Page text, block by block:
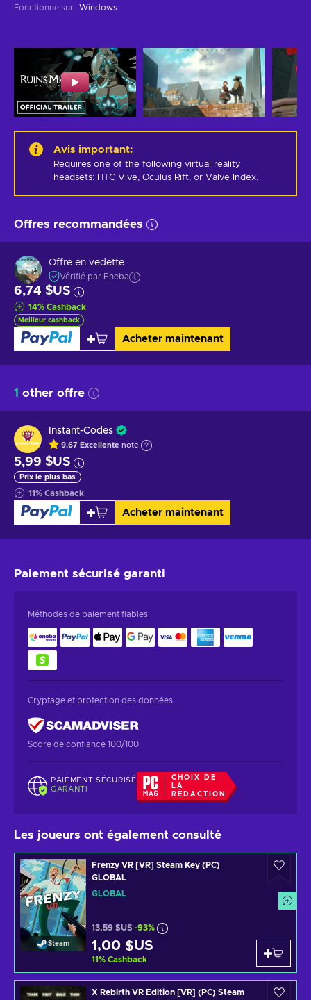
Fonctionne sur: Windows
Avis important:
Requires one of the following virtual reality
headsets: HTC Vive, Oculus Rift, or Valve Index.
Offres recommandées
Offre en vedette
Vérifié par Eneba
6,74 $US
14% Cashback
Meilleur cashback
Acheter maintenant
1 other offre
Instant-Codes
9.67 Excellente note
5,99 $US
Prix le plus bas
11% Cashback
Acheter maintenant
Paiement sécurisé garanti
Méthodes de paiement fiables
Cryptage et protection des données
Score de confiance 100/100
PAIEMENT SÉCURISÉ
GARANTI
CHOIX DE
LA
RÉDACTION
Les joueurs ont également consulté
Steam
Frenzy VR [VR] Steam Key (PC)
GLOBAL
GLOBAL
13,59 $US -93%
1,00 $US
11% Cashback
X Rebirth VR Edition [VR] (PC) Steam